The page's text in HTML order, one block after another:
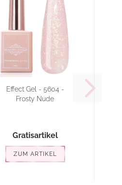
Effect Gel - 5604 -
Frosty Nude
Gratisartikel
ZUM ARTIKEL